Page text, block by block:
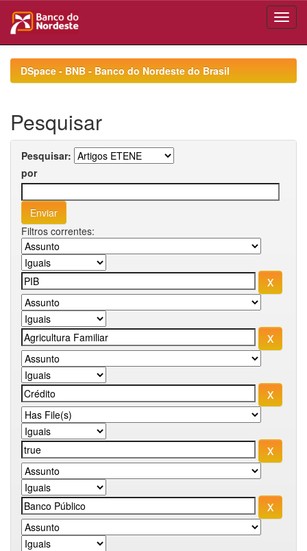
navigationDSpace - BNB - Banco do Nordeste do Brasil
Pesquisar
Pesquisar:
por
Filtros correntes: